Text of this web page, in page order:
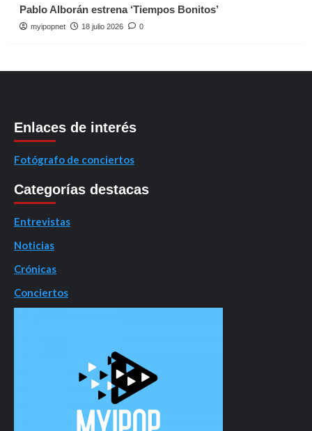
Pablo Alborán estrena ‘Tiempos Bonitos’
myipopnet 18 julio 2026 0
Enlaces de interés
Fotógrafo de conciertos
Categorías destacas
Entrevistas
Noticias
Crónicas
Conciertos